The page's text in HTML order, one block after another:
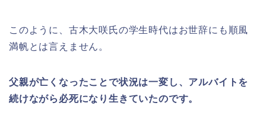
このように、古木大咲氏の学生時代はお世辞にも順風
満帆とは言えません。
父親が亡くなったことで状況は一変し、アルバイトを
続けながら必死になり生きていたのです。